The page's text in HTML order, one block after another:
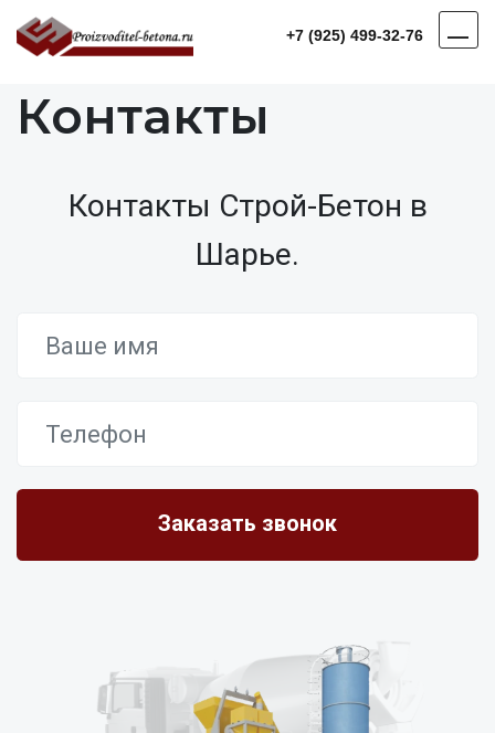
+7 (925) 499-32-76
Контакты
Контакты Строй-Бетон в
Шарье.